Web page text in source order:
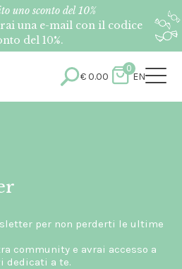
uno sconto del 10%
una e-mail con il codice
del 10%.
€0.00
0
EN
per non perderti le ultime
community e avrai accesso a
dedicati a te.